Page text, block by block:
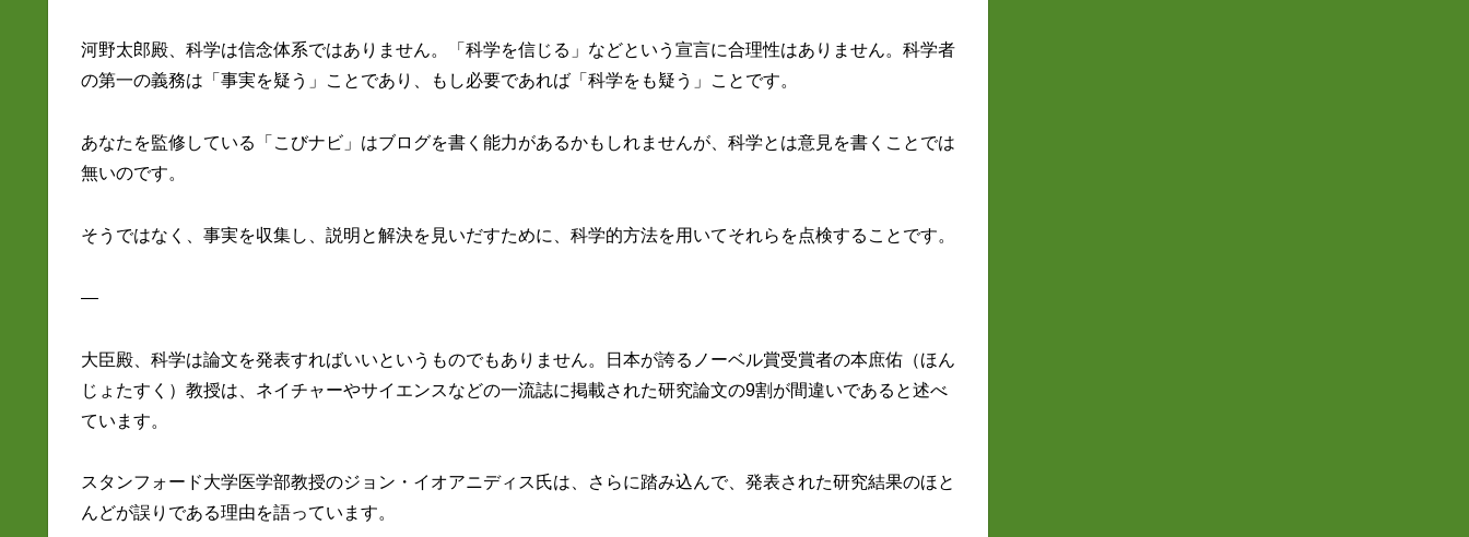
河野太郎殿、科学は信念体系ではありません。「科学を信じる」などという宣言に合理性はありません。科学者
の第一の義務は「事実を疑う」ことであり、もし必要であれば「科学をも疑う」ことです。
あなたを監修している「こびナビ」はブログを書く能力があるかもしれませんが、科学とは意見を書くことでは
無いのです。
そうではなく、事実を収集し、説明と解決を見いだすために、科学的方法を用いてそれらを点検することです。
—
大臣殿、科学は論文を発表すればいいというものでもありません。日本が誇るノーベル賞受賞者の本庶佑（ほん
じょたすく）教授は、ネイチャーやサイエンスなどの一流誌に掲載された研究論文の9割が間違いであると述べ
ています。
スタンフォード大学医学部教授のジョン・イオアニディス氏は、さらに踏み込んで、発表された研究結果のほと
んどが誤りである理由を語っています。